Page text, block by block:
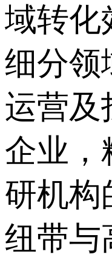
域转化
细分领
运营及
企业，
研机构
纽带与